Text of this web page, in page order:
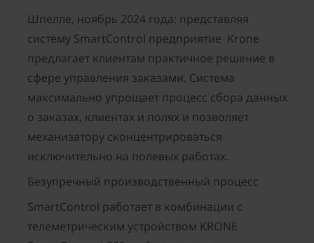
Шпелле, ноябрь 2024 года: представляя
систему SmartControl предприятие Krone
предлагает клиентам практичное решение в
сфере управления заказами. Система
максимально упрощает процесс сбора данных
о заказах, клиентах и полях и позволяет
механизатору сконцентрироваться
исключительно на полевых работах.
Безупречный производственный процесс
SmartControl работает в комбинации с
телеметрическим устройством KRONE